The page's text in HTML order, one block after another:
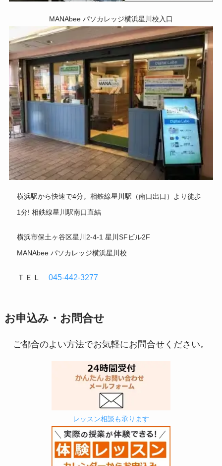
MANAbee パソカレッジ横浜星川校入口
横浜駅から快速で4分。相鉄線星川駅（南口出口）より徒歩
1分! 相鉄線星川駅南口直結
横浜市保土ヶ谷区星川2-4-1 星川SFビル2F
MANAbee パソカレッジ横浜星川校
ＴＥＬ045-442-3277
お申込み・お問合せ
ご都合のよい方法でお気軽にお問合せください。
レッスン相談も承ります